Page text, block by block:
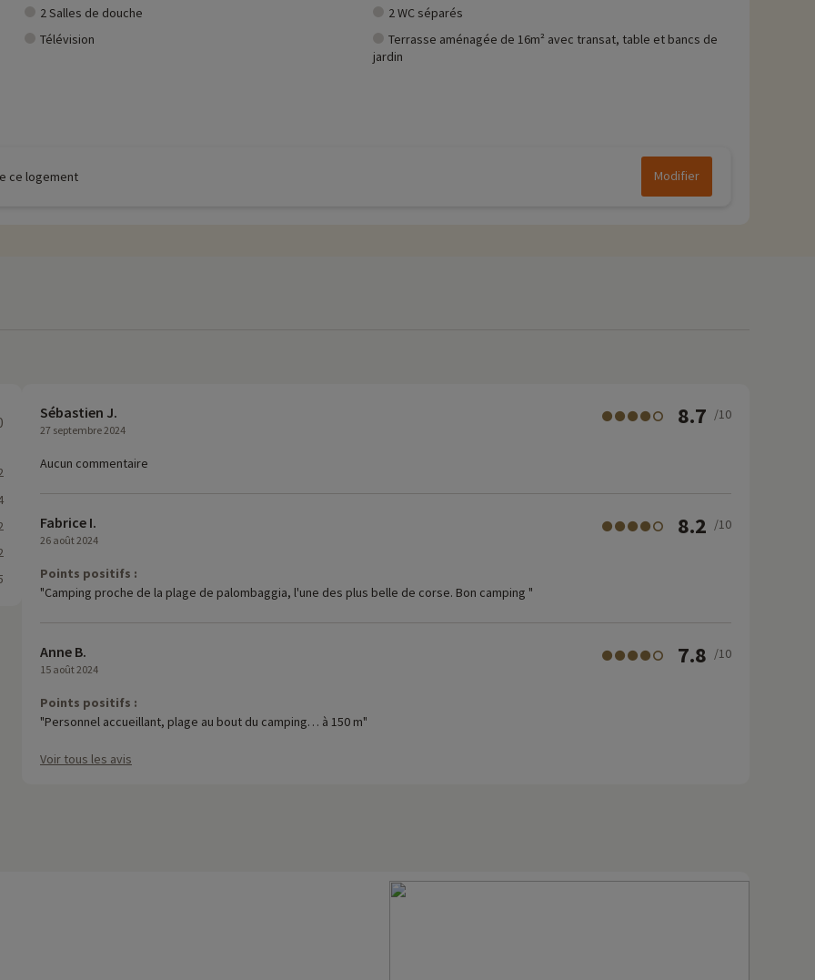
2 Salles de douche
2 WC séparés
Télévision
Terrasse aménagée de 16m² avec transat, table et bancs de
jardin
ce logement Modifier
Sébastien J.
27 septembre 2024
8.7 /10
Aucun commentaire
Fabrice I.
26 août 2024
8.2 /10
Points positifs :
"Camping proche de la plage de palombaggia, l'une des plus belle de corse. Bon camping "
Anne B.
15 août 2024
7.8 /10
Points positifs :
"Personnel accueillant, plage au bout du camping… à 150 m"
Voir tous les avis